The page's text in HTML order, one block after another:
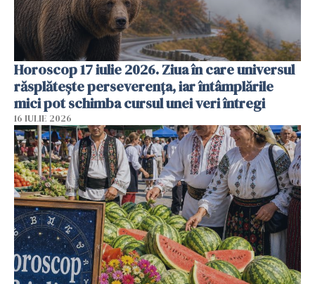
Horoscop 17 iulie 2026. Ziua în care universul
răsplătește perseverența, iar întâmplările
mici pot schimba cursul unei veri întregi
16 IULIE 2026